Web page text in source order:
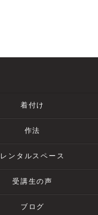
着付け
作法
レンタルスペース
受講生の声
ブログ